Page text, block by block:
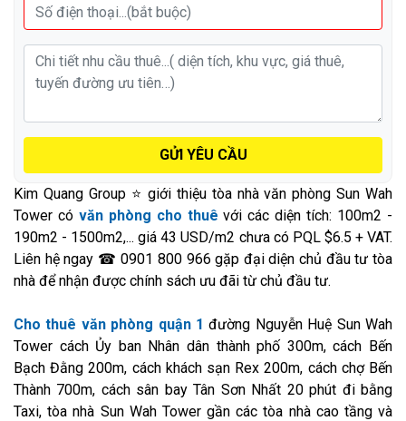
GỬI YÊU CẦU
Kim Quang Group ⭐ giới thiệu tòa nhà văn phòng Sun Wah
Tower có văn phòng cho thuê với các diện tích: 100m2 -
190m2 - 1500m2,... giá 43 USD/m2 chưa có PQL $6.5 + VAT.
Liên hệ ngay ☎ 0901 800 966 gặp đại diện chủ đầu tư tòa
nhà để nhận được chính sách ưu đãi từ chủ đầu tư.
Cho thuê văn phòng quận 1 đường Nguyễn Huệ Sun Wah
Tower cách Ủy ban Nhân dân thành phố 300m, cách Bến
Bạch Đằng 200m, cách khách sạn Rex 200m, cách chợ Bến
Thành 700m, cách sân bay Tân Sơn Nhất 20 phút đi bằng
Taxi, tòa nhà Sun Wah Tower gần các tòa nhà cao tầng và